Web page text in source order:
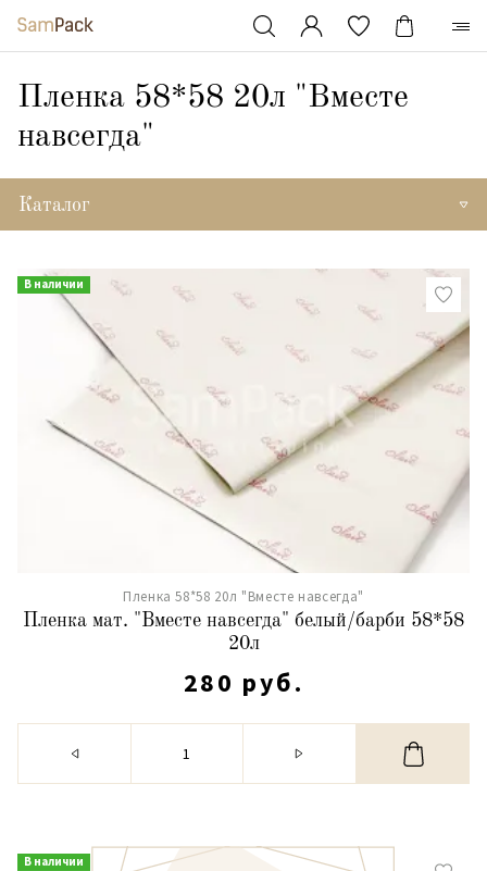
Пленка 58*58 20л "Вместе
навсегда"
Каталог
В наличии
Пленка 58*58 20л "Вместе навсегда"
Пленка мат. "Вместе навсегда" белый/барби 58*58
20л
280 руб.
В наличии